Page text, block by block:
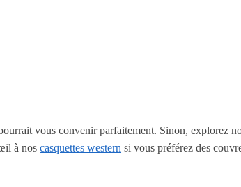
vous convenir parfaitement. Sinon, explorez
œil à noscasquettes western si vous préférez des